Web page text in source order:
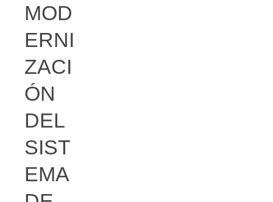
MOD
ERNI
ZACI
ÓN
DEL
SIST
EMA